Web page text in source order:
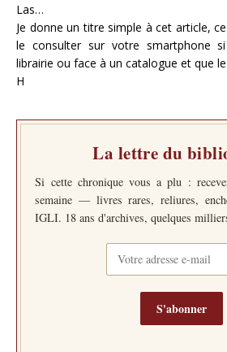
Las…
Je donne un titre simple à cet article,
le consulter sur votre smartphone
librairie ou face à un catalogue et que
H
La lettre du
Si cette chronique vous a plu :
semaine — livres rares, reliures,
IGLI. 18 ans d'archives, quelques
S'abonner